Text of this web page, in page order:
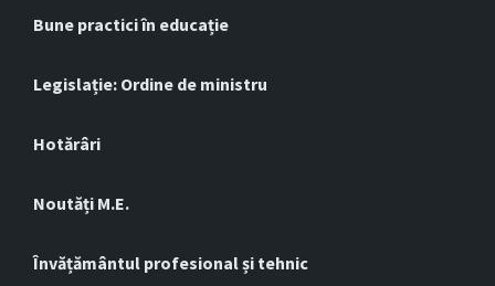
Bune practici în educație
Legislație: Ordine de ministru
Hotărâri
Noutăți M.E.
Învățământul profesional și tehnic